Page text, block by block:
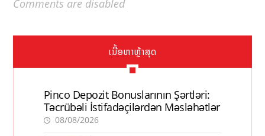
Comments are disabled
ເນື້ອຫາຫຼ້າສຸດ
Pinco Depozit Bonuslarının Şərtləri:
Təcrübəli İstifadəçilərdən Məsləhətlər
08/08/2026